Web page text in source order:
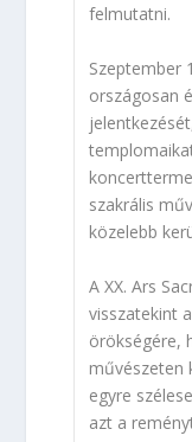
felmutatni.
Szeptember
országosan
szakrális
közelebb
A XX. Ars
visszatekint
örökségére,
művészeten
egyre
azt a